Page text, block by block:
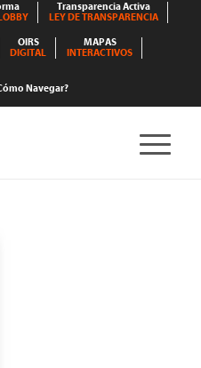
Transparencia Activa
LEY DE TRANSPARENCIA
OIRS
DIGITAL
MAPAS
INTERACTIVOS
Navegar?